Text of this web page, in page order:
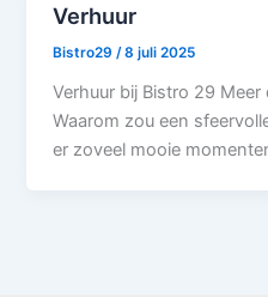
Verhuur
Bistro29/8 juli 2025
Verhuur bij Bistro 29
Waarom zou een
er zoveel mooie